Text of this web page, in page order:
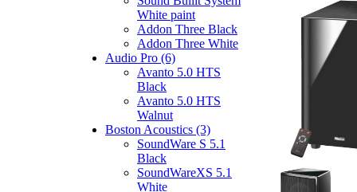
White paint
Addon Three Black
Addon Three White
Audio Pro (6)
Avanto 5.0 HTS
Black
Avanto 5.0 HTS
Walnut
Boston Acoustics (3)
SoundWare S 5.1
Black
SoundWareXS 5.1
White